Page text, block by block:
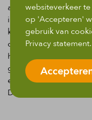
aangemoedigd om
ingenieursbureau.
klik die ze voelde met
doorslaggevend.
haar werkgever.
gesteund in haar
een Excel cursus
Daar is Tessa erg
websiteverkeer
op 'Accepteren'
gebruik van
Privacy statement.